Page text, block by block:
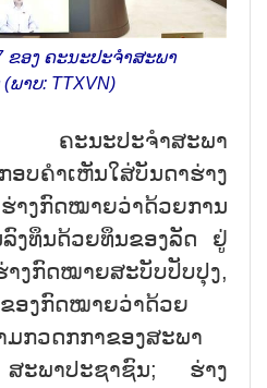
ຂອງ ຄະນະປະຈຳສະພາ
ພາບ: TTXVN)
, ຄະນະປະຈຳສະພາ
ຄຳເຫັນໃສ່ບັນດາຮ່າງ
ງກົດໝາຍວ່າດ້ວຍການ
ງທຶນດ້ວຍທຶນຂອງລັດ ຢູ່
ດໝາຍສະບັບປັບປຸງ,
ຂອງກົດໝາຍວ່າດ້ວຍ
ມກວດກກາຂອງສະພາ
ພາປະຊາຊົນ; ຮ່າງ